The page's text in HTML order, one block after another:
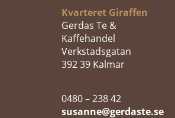
Kvarteret Giraffen
Gerdas Te &
Kaffehandel
Verkstadsgatan
392 39 Kalmar
0480 – 238 42
susanne@gerdaste.se